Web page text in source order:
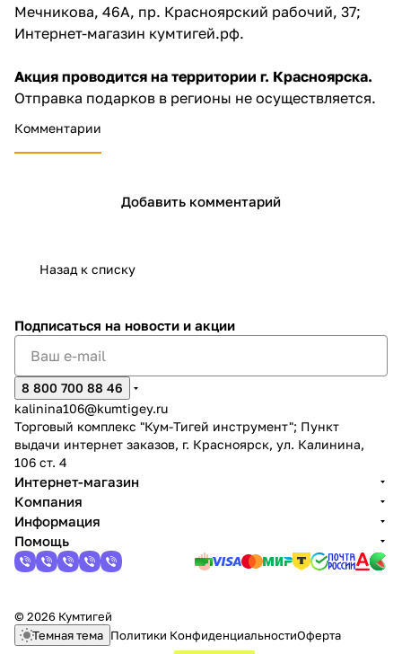
Мечникова, 46А, пр. Красноярский рабочий, 37;
Интернет-магазин кумтигей.рф.
Акция проводится на территории г. Красноярска.
Отправка подарков в регионы не осуществляется.
Комментарии
Добавить комментарий
Назад к списку
Подписаться на новости и акции
8 800 700 88 46
kalinina106@kumtigey.ru
Торговый комплекс "Кум-Тигей инструмент"; Пункт
выдачи интернет заказов, г. Красноярск, ул. Калинина,
106 ст. 4
Интернет-магазин
Компания
Информация
Помощь
© 2026 Кумтигей
Темная тема Политики КонфиденциальностиОферта